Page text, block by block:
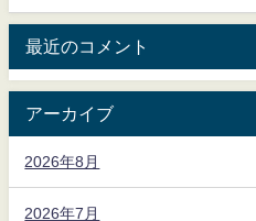
最近のコメント
アーカイブ
2026年8月
2026年7月